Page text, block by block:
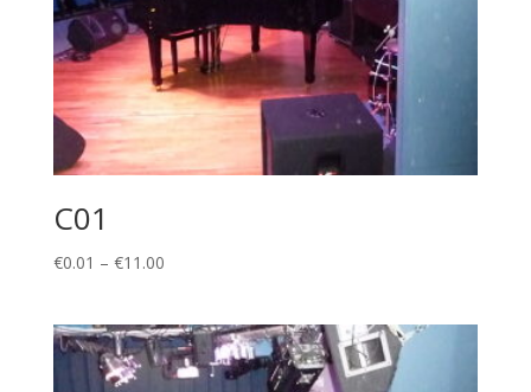
C01
€0.01 – €11.00Price
through
€11.00